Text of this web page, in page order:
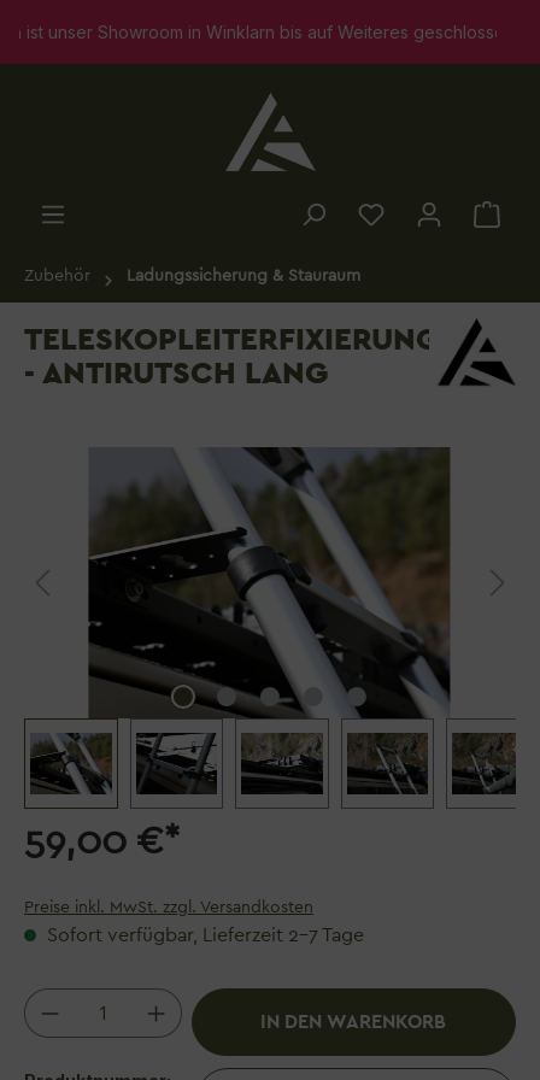
springen
unser Showroom in Winklarn bis auf Weiteres geschlossen.
Zubehör Ladungssicherung & Stauraum
TELESKOPLEITERFIXIERUNG
- ANTIRUTSCH LANG
Bildergalerie überspringen
59,00 €*
Preise inkl. MwSt. zzgl. Versandkosten
Sofort verfügbar, Lieferzeit 2–7 Tage
Produkt Anzahl: Gib den gewünschten
IN DEN WARENKORB